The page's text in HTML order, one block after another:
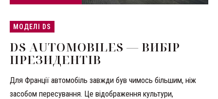
МОДЕЛІ DS
DS AUTOMOBILES — ВИБІР
ПРЕЗИДЕНТІВ
Для Франції автомобіль завжди був чимось більшим, ніж
засобом пересування. Це відображення культури,